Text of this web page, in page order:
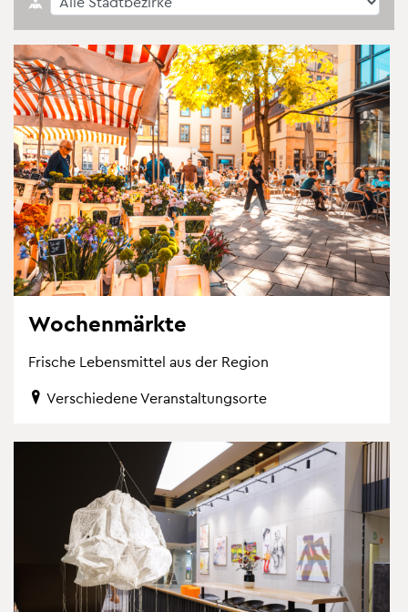
Wo­chen­märk­te
Fri­sche Le­bens­mit­tel aus der Re­gi­on
Ver­schie­de­ne Ver­an­stal­tungs­or­te